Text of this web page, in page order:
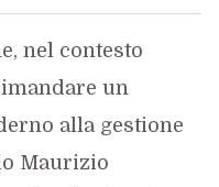
nel contesto
un
alla gestione
Maurizio